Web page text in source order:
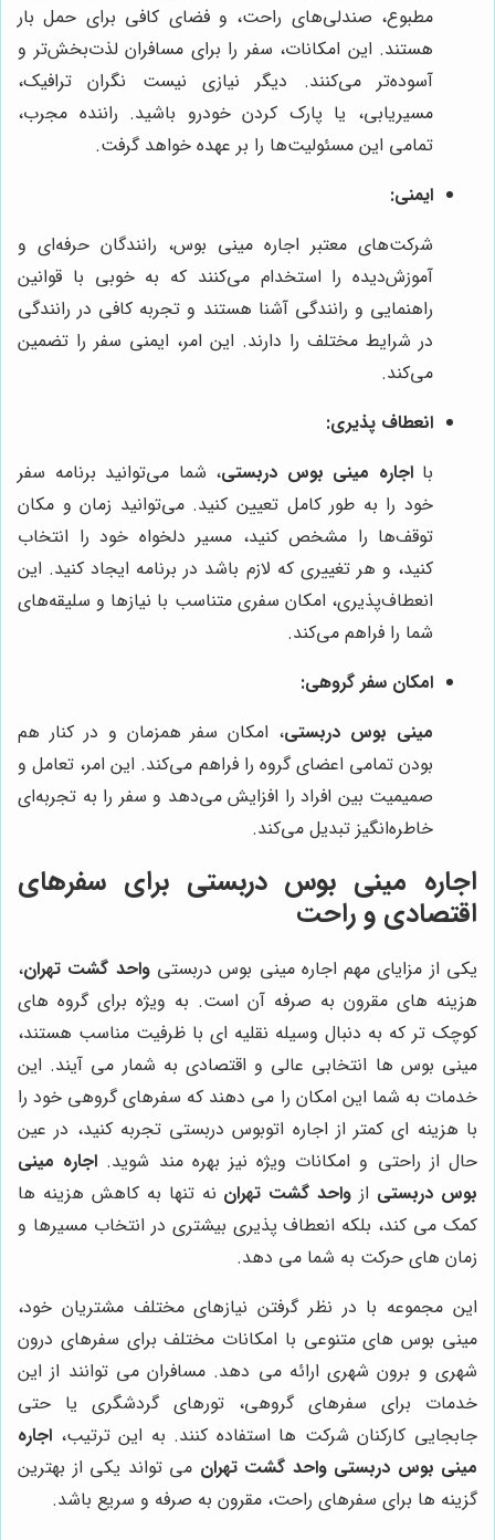
مطبوع، صندلی‌های راحت، و فضای کافی برای حمل بار
هستند. این امکانات، سفر را برای مسافران لذت‌بخش‌تر و
آسوده‌تر می‌کنند. دیگر نیازی نیست نگران ترافیک،
مسیریابی، یا پارک کردن خودرو باشید. راننده مجرب،
تمامی این مسئولیت‌ها را بر عهده خواهد گرفت.
ایمنی:
شرکت‌های معتبر اجاره مینی بوس، رانندگان حرفه‌ای و
آموزش‌دیده را استخدام می‌کنند که به خوبی با قوانین
راهنمایی و رانندگی آشنا هستند و تجربه کافی در رانندگی
در شرایط مختلف را دارند. این امر، ایمنی سفر را تضمین
می‌کند.
انعطاف پذیری:
بااجاره مینی بوس دربستی، شما می‌توانید برنامه سفر
خود را به طور کامل تعیین کنید. می‌توانید زمان و مکان
توقف‌ها را مشخص کنید، مسیر دلخواه خود را انتخاب
کنید، و هر تغییری که لازم باشد در برنامه ایجاد کنید. این
انعطاف‌پذیری، امکان سفری متناسب با نیازها و سلیقه‌های
شما را فراهم می‌کند.
امکان سفر گروهی:
مینی بوس دربستی، امکان سفر همزمان و در کنار هم
بودن تمامی اعضای گروه را فراهم می‌کند. این امر، تعامل و
صمیمیت بین افراد را افزایش می‌دهد و سفر را به تجربه‌ای
خاطره‌انگیز تبدیل می‌کند.
اجاره مینی بوس دربستی برای سفرهای
اقتصادی و راحت
یکی از مزایای مهم اجاره مینی بوس دربستیواحد گشت تهران،
هزینه های مقرون به صرفه آن است. به ویژه برای گروه های
کوچک تر که به دنبال وسیله نقلیه ای با ظرفیت مناسب هستند،
مینی بوس ها انتخابی عالی و اقتصادی به شمار می آیند. این
خدمات به شما این امکان را می دهند که سفرهای گروهی خود را
با هزینه ای کمتر از اجاره اتوبوس دربستی تجربه کنید، در عین
حال از راحتی و امکانات ویژه نیز بهره مند شوید. اجاره مینی
بوس دربستی از واحد گشت تهران نه تنها به کاهش هزینه ها
کمک می کند، بلکه انعطاف پذیری بیشتری در انتخاب مسیرها و
زمان های حرکت به شما می دهد.
این مجموعه با در نظر گرفتن نیازهای مختلف مشتریان خود،
مینی بوس های متنوعی با امکانات مختلف برای سفرهای درون
شهری و برون شهری ارائه می دهد. مسافران می توانند از این
خدمات برای سفرهای گروهی، تورهای گردشگری یا حتی
جابجایی کارکنان شرکت ها استفاده کنند. به این ترتیب، اجاره
مینی بوس دربستی واحد گشت تهران می تواند یکی از بهترین
گزینه ها برای سفرهای راحت، مقرون به صرفه و سریع باشد.